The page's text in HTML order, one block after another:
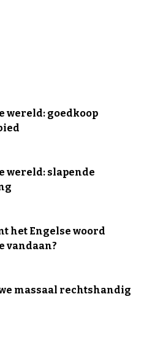
wereld: goedkoop
wereld: slapende
het Engelse woord
vandaan?
massaal rechtshandig